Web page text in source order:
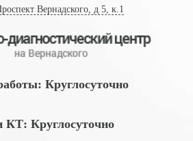
Вернадского, д 5, к.1
Круглосуточно
Круглосуточно